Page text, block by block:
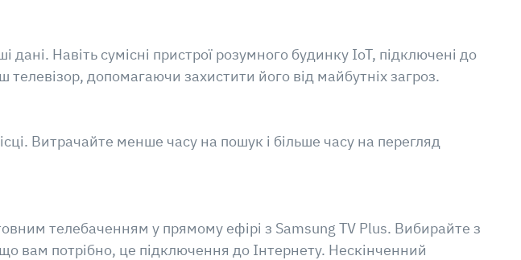
Навіть сумісні пристрої розумного будинку IoT, підключені до
допомагаючи захистити його від майбутніх загроз.
Витрачайте менше часу на пошук і більше часу на перегляд
телебаченням у прямому ефірі з Samsung TV Plus. Вибирайте з
вам потрібно, це підключення до Інтернету. Нескінченний